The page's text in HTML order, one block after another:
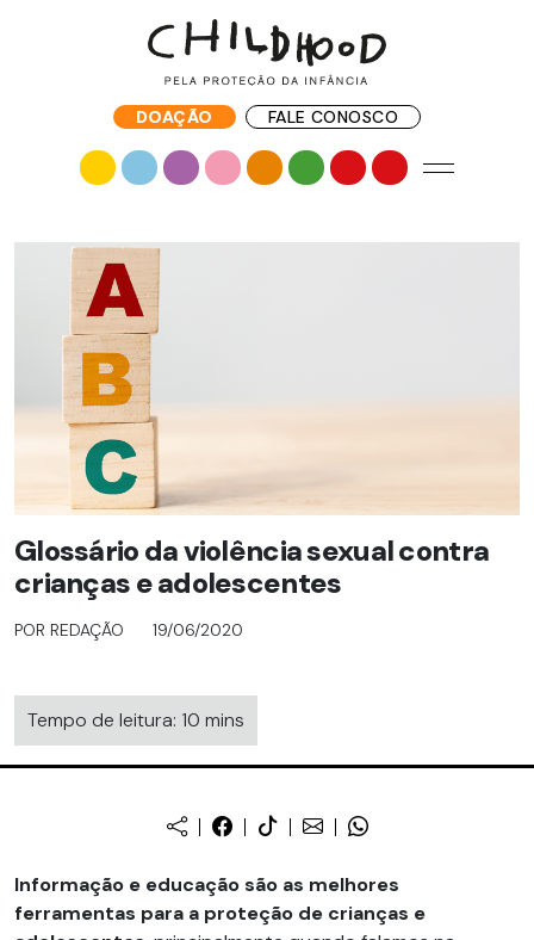
DOAÇÃO FALE CONOSCO
Glossário da violência sexual contra
crianças e adolescentes
POR REDAÇÃO 19/06/2020
Tempo de leitura: 10 mins
Informação e educação são as melhores
ferramentas para a proteção de crianças e